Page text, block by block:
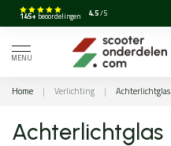
145+ beoordelingen 4.5/5
MENU
Home | Verlichting | Achterlichtglas
Achterlichtglas